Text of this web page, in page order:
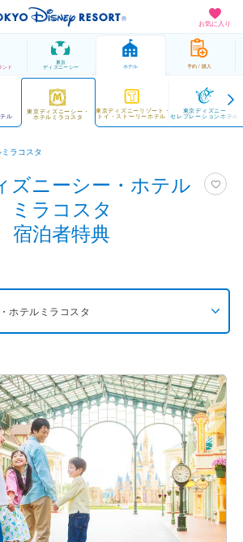
お気に入り
ンド
東京
ディズニーシー ホテル 予約 / 購入
ル
東京ディズニーシー・
ホテルミラコスタ
東京ディズニーリゾート・
トイ・ストーリーホテル
東京ディズニー
セレブレーションホテル
ラコスタ
ズニーシー・ホテル
ミラコスタ
宿泊者特典
ホテルミラコスタ
ファンタジースプリングスホテル
ホテル
ーホテル